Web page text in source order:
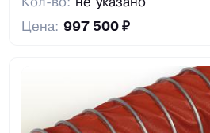
Кол-во: не указано
Цена: 997 500 ₽